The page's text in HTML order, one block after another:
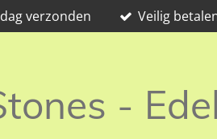
verzonden Veilig
-